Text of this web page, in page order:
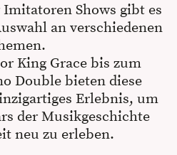
Shows gibt es
an verschiedenen
King Grace bis zum
Double bieten diese
Erlebnis, um
der Musikgeschichte
neu zu erleben.